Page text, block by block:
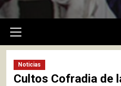
primario
Noticias
Cultos Cofradia de